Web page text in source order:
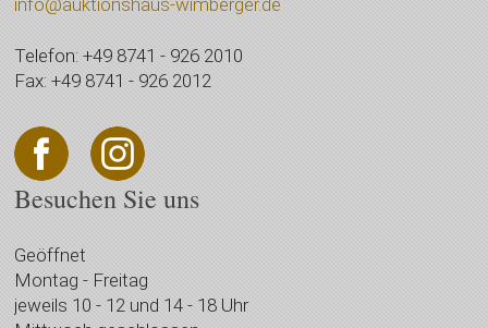
Telefon: +49 8741 - 926 2010
Fax: +49 8741 - 926 2012
Besuchen Sie uns
Geöffnet
Montag - Freitag
jeweils 10 - 12 und 14 - 18 Uhr